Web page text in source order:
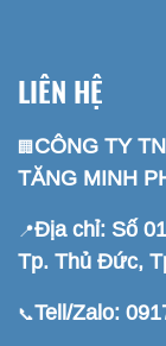
LIÊN HỆ
🏢CÔNG TY
TĂNG MINH
📍Địa chỉ: Số
Tp. Thủ Đức,
📞Tell/Zalo: